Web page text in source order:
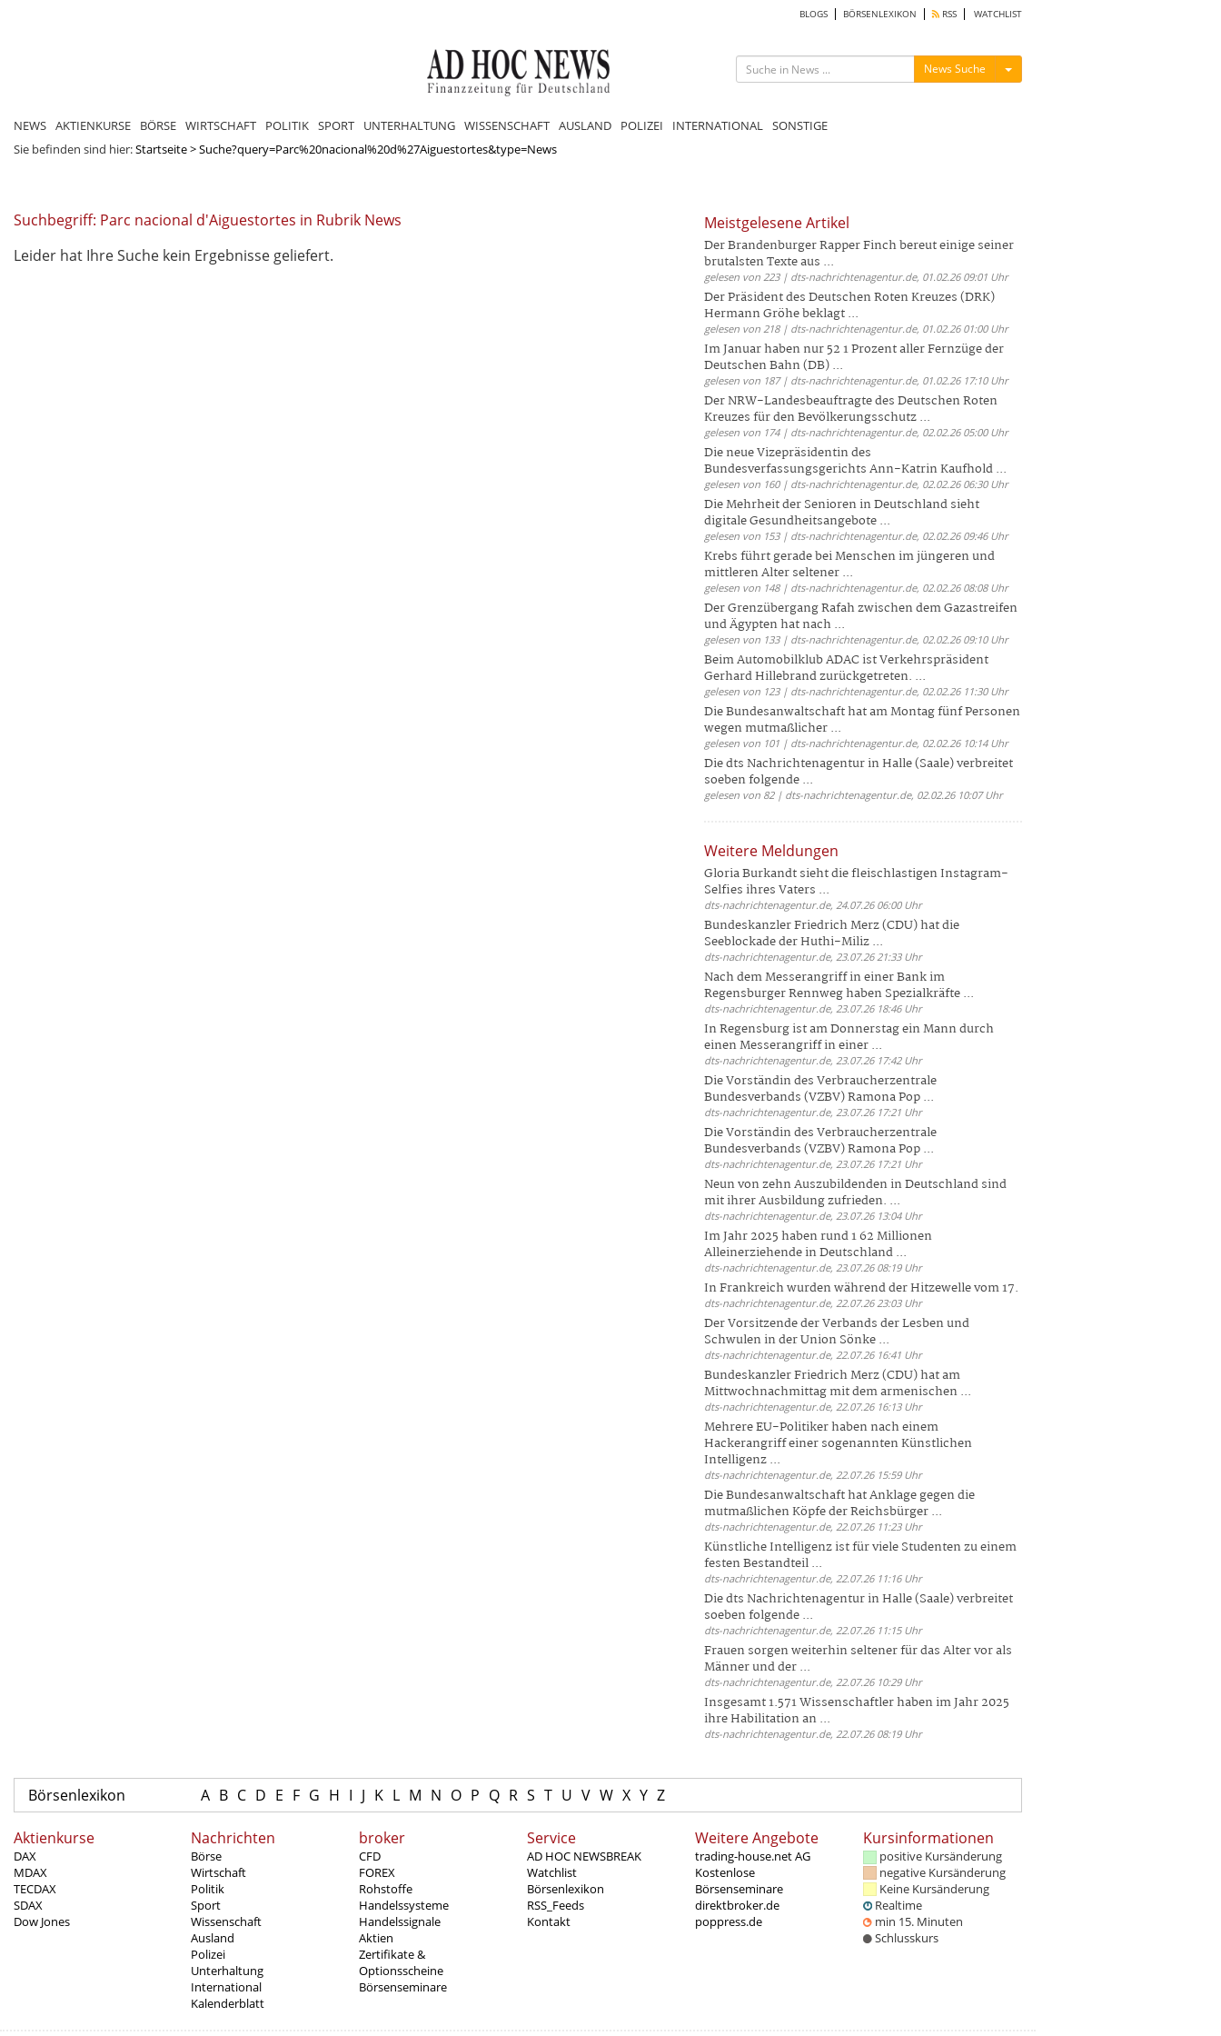
BLOGS BÖRSENLEXIKON RSS WATCHLIST
News Suche Menü ein-/ausblenden
NEWS AKTIENKURSE BÖRSE WIRTSCHAFT POLITIK SPORT UNTERHALTUNG WISSENSCHAFT AUSLAND POLIZEI INTERNATIONAL SONSTIGE
Sie befinden sind hier:Startseite>Suche?query=Parc%20nacional%20d%27Aiguestortes&type=News
Suchbegriff: Parc nacional d'Aiguestortes in Rubrik News
Leider hat Ihre Suche kein Ergebnisse geliefert.
Meistgelesene Artikel
Der Brandenburger Rapper Finch bereut einige seiner
brutalsten Texte aus ...
gelesen von 223 | dts-nachrichtenagentur.de, 01.02.26 09:01 Uhr
Der Präsident des Deutschen Roten Kreuzes (DRK)
Hermann Gröhe beklagt ...
gelesen von 218 | dts-nachrichtenagentur.de, 01.02.26 01:00 Uhr
Im Januar haben nur 52 1 Prozent aller Fernzüge der
Deutschen Bahn (DB) ...
gelesen von 187 | dts-nachrichtenagentur.de, 01.02.26 17:10 Uhr
Der NRW-Landesbeauftragte des Deutschen Roten
Kreuzes für den Bevölkerungsschutz ...
gelesen von 174 | dts-nachrichtenagentur.de, 02.02.26 05:00 Uhr
Die neue Vizepräsidentin des
Bundesverfassungsgerichts Ann-Katrin Kaufhold ...
gelesen von 160 | dts-nachrichtenagentur.de, 02.02.26 06:30 Uhr
Die Mehrheit der Senioren in Deutschland sieht
digitale Gesundheitsangebote ...
gelesen von 153 | dts-nachrichtenagentur.de, 02.02.26 09:46 Uhr
Krebs führt gerade bei Menschen im jüngeren und
mittleren Alter seltener ...
gelesen von 148 | dts-nachrichtenagentur.de, 02.02.26 08:08 Uhr
Der Grenzübergang Rafah zwischen dem Gazastreifen
und Ägypten hat nach ...
gelesen von 133 | dts-nachrichtenagentur.de, 02.02.26 09:10 Uhr
Beim Automobilklub ADAC ist Verkehrspräsident
Gerhard Hillebrand zurückgetreten. ...
gelesen von 123 | dts-nachrichtenagentur.de, 02.02.26 11:30 Uhr
Die Bundesanwaltschaft hat am Montag fünf Personen
wegen mutmaßlicher ...
gelesen von 101 | dts-nachrichtenagentur.de, 02.02.26 10:14 Uhr
Die dts Nachrichtenagentur in Halle (Saale) verbreitet
soeben folgende ...
gelesen von 82 | dts-nachrichtenagentur.de, 02.02.26 10:07 Uhr
Weitere Meldungen
Gloria Burkandt sieht die fleischlastigen Instagram-
Selfies ihres Vaters ...
dts-nachrichtenagentur.de, 24.07.26 06:00 Uhr
Bundeskanzler Friedrich Merz (CDU) hat die
Seeblockade der Huthi-Miliz ...
dts-nachrichtenagentur.de, 23.07.26 21:33 Uhr
Nach dem Messerangriff in einer Bank im
Regensburger Rennweg haben Spezialkräfte ...
dts-nachrichtenagentur.de, 23.07.26 18:46 Uhr
In Regensburg ist am Donnerstag ein Mann durch
einen Messerangriff in einer ...
dts-nachrichtenagentur.de, 23.07.26 17:42 Uhr
Die Vorständin des Verbraucherzentrale
Bundesverbands (VZBV) Ramona Pop ...
dts-nachrichtenagentur.de, 23.07.26 17:21 Uhr
Die Vorständin des Verbraucherzentrale
Bundesverbands (VZBV) Ramona Pop ...
dts-nachrichtenagentur.de, 23.07.26 17:21 Uhr
Neun von zehn Auszubildenden in Deutschland sind
mit ihrer Ausbildung zufrieden. ...
dts-nachrichtenagentur.de, 23.07.26 13:04 Uhr
Im Jahr 2025 haben rund 1 62 Millionen
Alleinerziehende in Deutschland ...
dts-nachrichtenagentur.de, 23.07.26 08:19 Uhr
In Frankreich wurden während der Hitzewelle vom 17.
dts-nachrichtenagentur.de, 22.07.26 23:03 Uhr
Der Vorsitzende der Verbands der Lesben und
Schwulen in der Union Sönke ...
dts-nachrichtenagentur.de, 22.07.26 16:41 Uhr
Bundeskanzler Friedrich Merz (CDU) hat am
Mittwochnachmittag mit dem armenischen ...
dts-nachrichtenagentur.de, 22.07.26 16:13 Uhr
Mehrere EU-Politiker haben nach einem
Hackerangriff einer sogenannten Künstlichen
Intelligenz ...
dts-nachrichtenagentur.de, 22.07.26 15:59 Uhr
Die Bundesanwaltschaft hat Anklage gegen die
mutmaßlichen Köpfe der Reichsbürger ...
dts-nachrichtenagentur.de, 22.07.26 11:23 Uhr
Künstliche Intelligenz ist für viele Studenten zu einem
festen Bestandteil ...
dts-nachrichtenagentur.de, 22.07.26 11:16 Uhr
Die dts Nachrichtenagentur in Halle (Saale) verbreitet
soeben folgende ...
dts-nachrichtenagentur.de, 22.07.26 11:15 Uhr
Frauen sorgen weiterhin seltener für das Alter vor als
Männer und der ...
dts-nachrichtenagentur.de, 22.07.26 10:29 Uhr
Insgesamt 1.571 Wissenschaftler haben im Jahr 2025
ihre Habilitation an ...
dts-nachrichtenagentur.de, 22.07.26 08:19 Uhr
Börsenlexikon A B C D E F G H I J K L M N O P Q R S T U V W X Y Z
Aktienkurse
DAX
MDAX
TECDAX
SDAX
Dow Jones
Nachrichten
Börse
Wirtschaft
Politik
Sport
Wissenschaft
Ausland
Polizei
Unterhaltung
International
Kalenderblatt
broker
CFD
FOREX
Rohstoffe
Handelssysteme
Handelssignale
Aktien
Zertifikate &
Optionsscheine
Börsenseminare
Service
AD HOC NEWSBREAK
Watchlist
Börsenlexikon
RSS_Feeds
Kontakt
Weitere Angebote
trading-house.net AG
Kostenlose
Börsenseminare
direktbroker.de
poppress.de
Kursinformationen
positive Kursänderung
negative Kursänderung
Keine Kursänderung
Realtime
min 15. Minuten
Schlusskurs